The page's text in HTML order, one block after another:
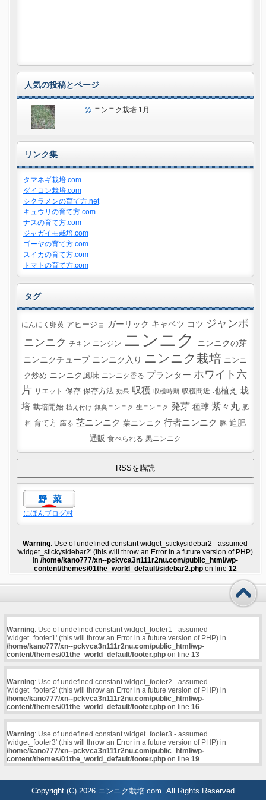
人気の投稿とページ
ニンニク栽培 1月
リンク集
タマネギ栽培.com
ダイコン栽培.com
シクラメンの育て方.net
キュウリの育て方.com
ナスの育て方.com
ジャガイモ栽培.com
ゴーヤの育て方.com
スイカの育て方.com
トマトの育て方.com
タグ
にんにく卵黄 アヒージョ ガーリック キャベツ コツ ジャンボ
ニンニク チキン ニンジン ニンニク
ニンニクの芽
ニンニクチューブ ニンニク入り ニンニク栽培 ニンニ
ク炒め ニンニク風味 ニンニク香る プランター ホワイト六
片 リエット 保存 保存方法 効果 収穫 収穫時期 収穫間近 地植え 栽
培 栽培開始 植え付け 無臭ニンニク 生ニンニク 発芽 種球 紫々丸 肥
料 育て方 腐る 茎ニンニク 葉ニンニク 行者ニンニク 豚 追肥
通販 食べられる 黒ニンニク
にほんブログ村
Warning: Use of undefined constant widget_stickysidebar2 - assumed
'widget_stickysidebar2' (this will throw an Error in a future version of PHP)
in /home/kano777/xn--pckvca3n111r2nu.com/public_html/wp-
content/themes/01the_world_default/sidebar2.phpon line 12
Warning: Use of undefined constant widget_footer1 - assumed
'widget_footer1' (this will throw an Error in a future version of PHP) in
/home/kano777/xn--pckvca3n111r2nu.com/public_html/wp-
content/themes/01the_world_default/footer.phpon line 13
Warning: Use of undefined constant widget_footer2 - assumed
'widget_footer2' (this will throw an Error in a future version of PHP) in
/home/kano777/xn--pckvca3n111r2nu.com/public_html/wp-
content/themes/01the_world_default/footer.phpon line 16
Warning: Use of undefined constant widget_footer3 - assumed
'widget_footer3' (this will throw an Error in a future version of PHP) in
/home/kano777/xn--pckvca3n111r2nu.com/public_html/wp-
content/themes/01the_world_default/footer.phpon line 19
Copyright (C) 2026 ニンニク栽培.com All Rights Reserved